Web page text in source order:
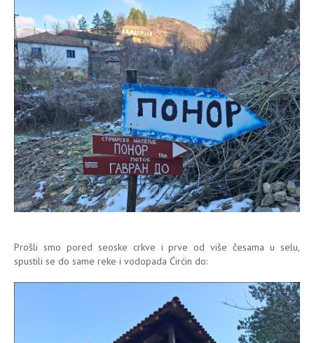
Prošli smo pored seoske crkve i prve od više česama u selu,
spustili se do same reke i vodopada Ćirćin do: